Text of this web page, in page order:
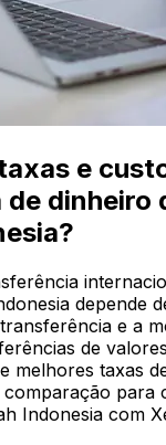
e
dinheiro
depende
e a
de
melhores taxas
comparação para
Indonesia com